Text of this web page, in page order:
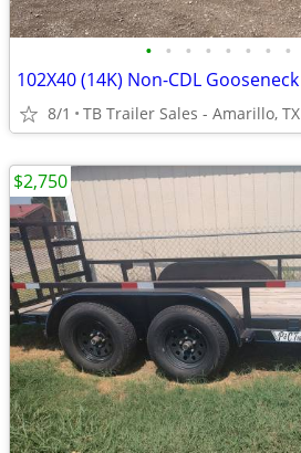
• • • • • • • •
8/1 TB Trailer Sales - Amarillo, TX
$2,750